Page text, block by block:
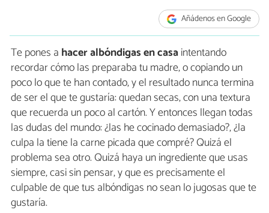
Añádenos en Google
Te pones a hacer albóndigas en casaintentando
recordar cómo las preparaba tu madre, o copiando un
poco lo que te han contado, y el resultado nunca termina
de ser el que te gustaría: quedan secas, con una textura
que recuerda un poco al cartón. Y entonces llegan todas
las dudas del mundo: ¿las he cocinado demasiado?, ¿la
culpa la tiene la carne picada que compré? Quizá el
problema sea otro. Quizá haya un ingrediente que usas
siempre, casi sin pensar, y que es precisamente el
culpable de que tus albóndigas no sean lo jugosas que te
gustaría.